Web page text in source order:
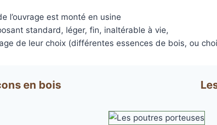
EN
XtremDeck :
ANTIDÉRAPANT
l’ouvrage est monté en usine
standard, léger, fin, inaltérable à vie,
de leur choix (différentes essences de bois, ou
en bois